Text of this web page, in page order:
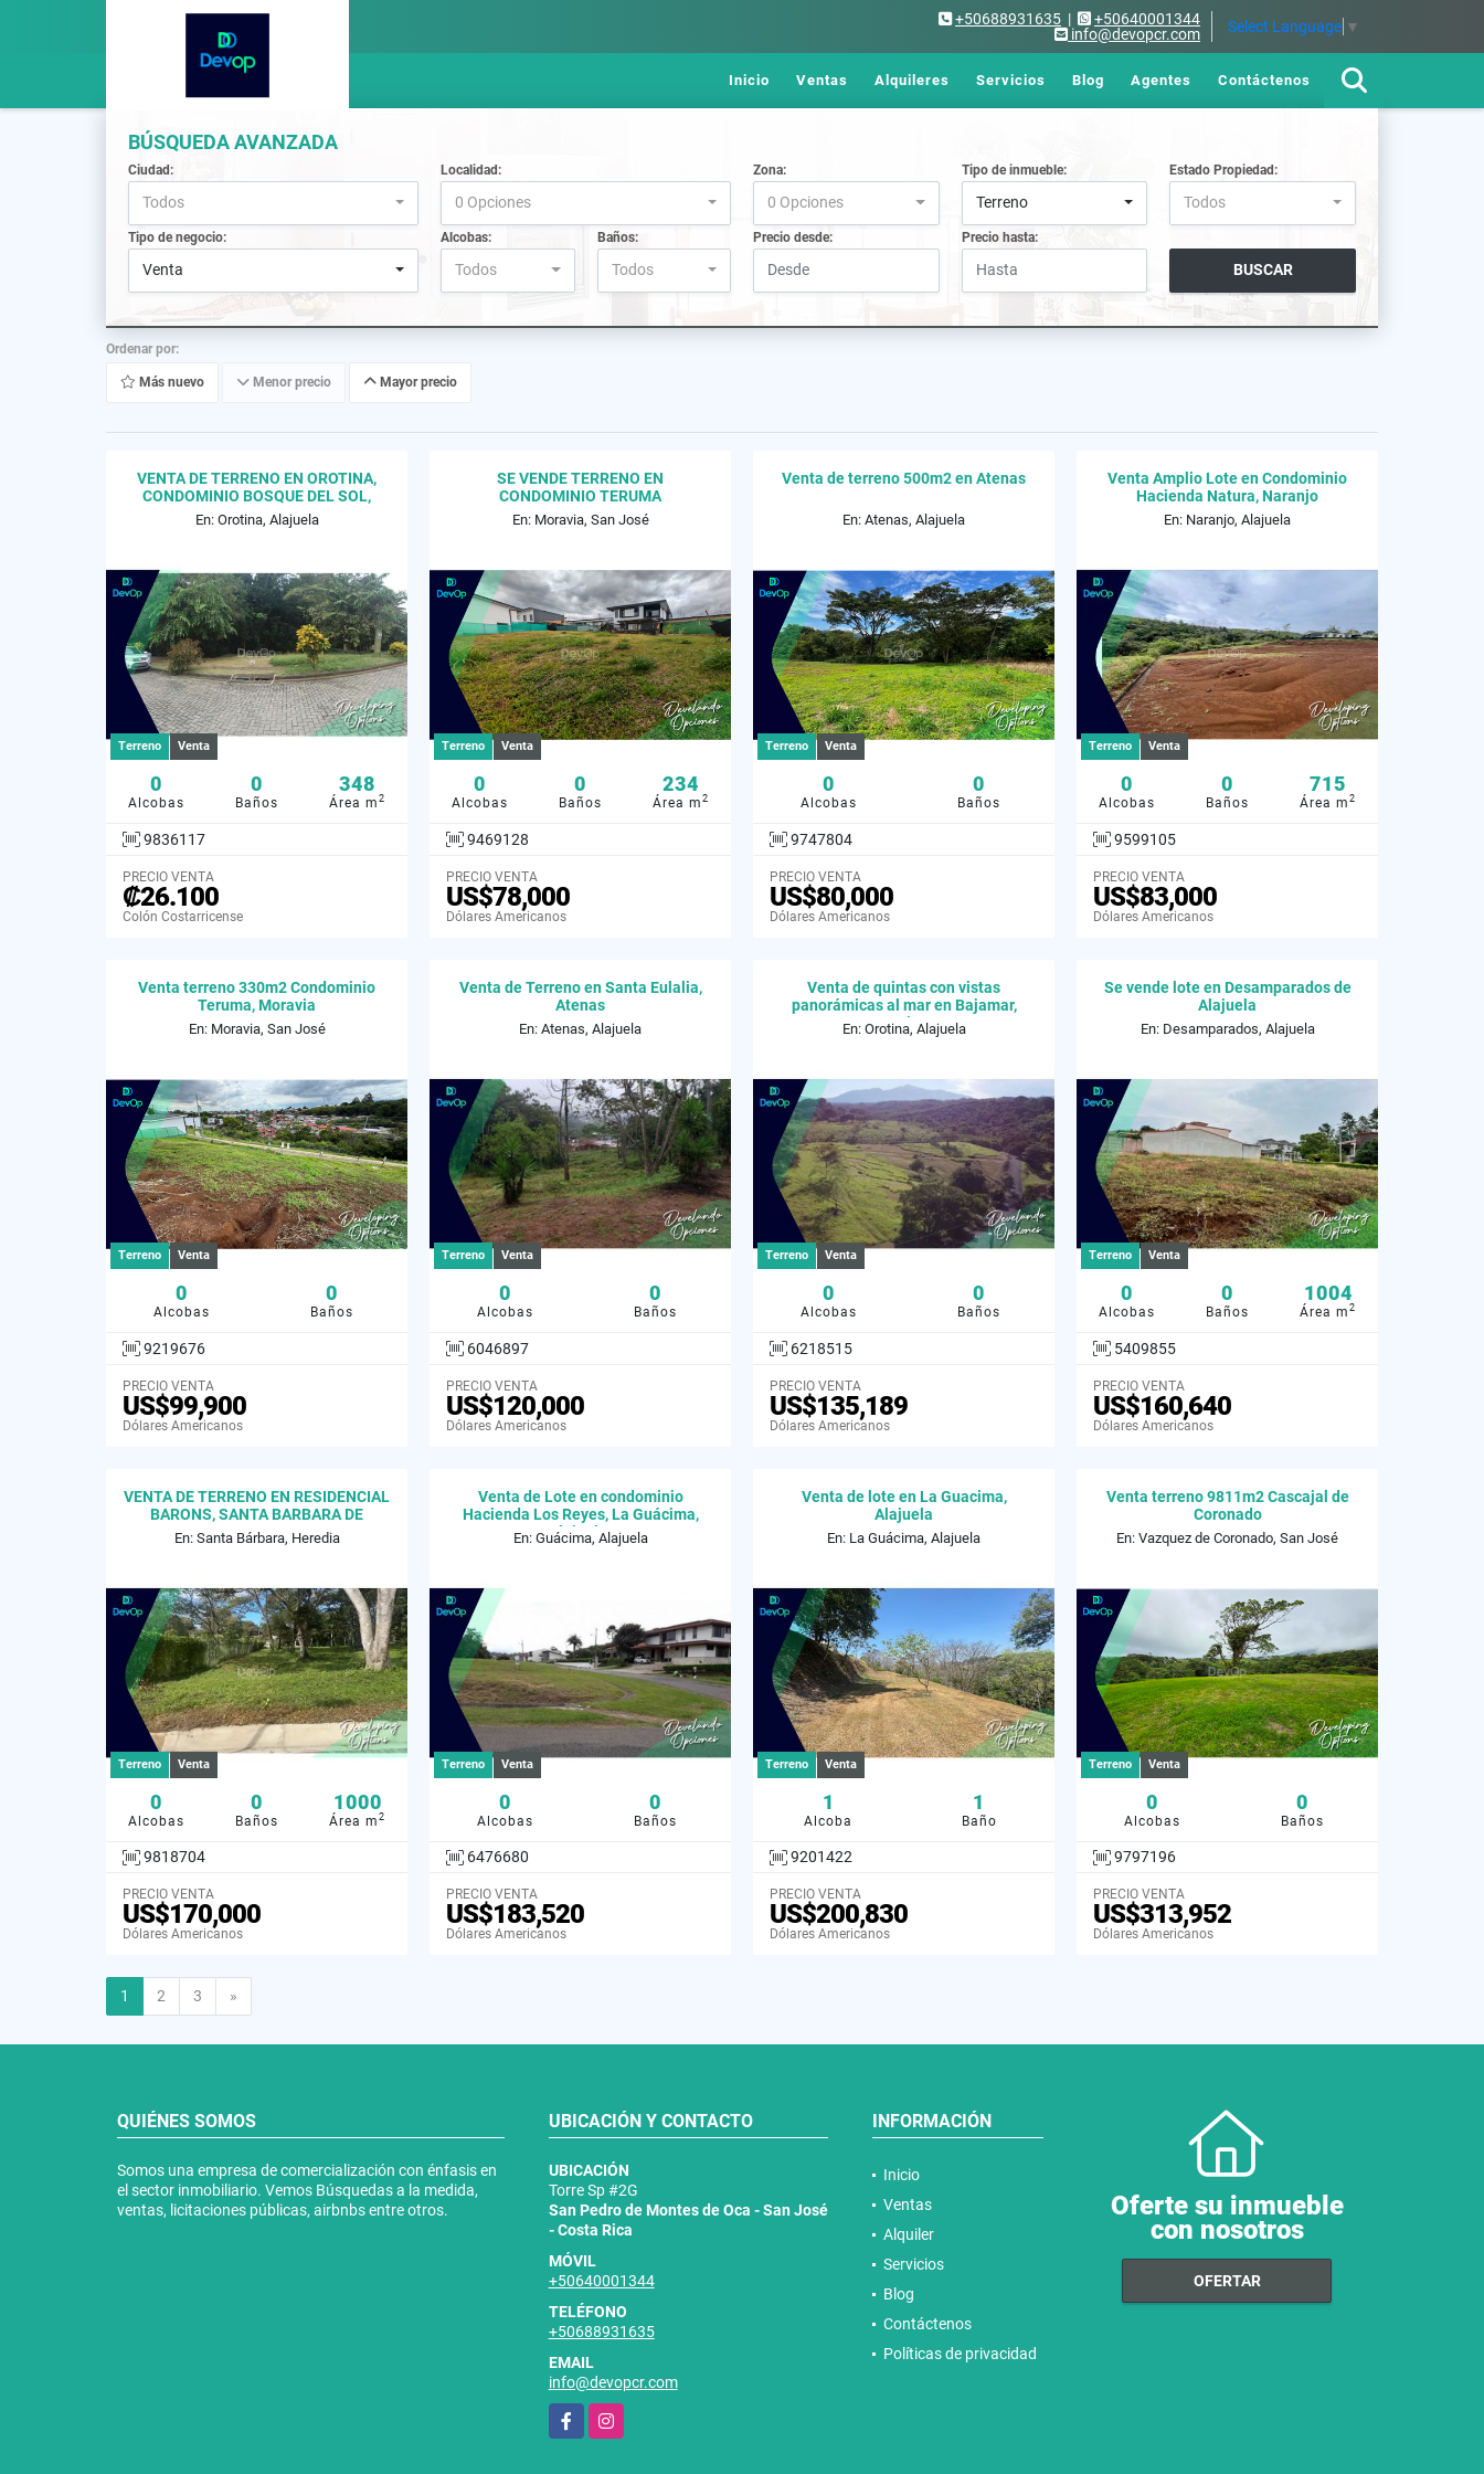
+50688931635 |
+50640001344
info@devopcr.com
Select Language ▼
Inicio Ventas Alquileres Servicios Blog Agentes Contáctenos
BÚSQUEDA AVANZADA
Ciudad:
Todos
Localidad:
0 Opciones
Zona:
0 Opciones
Tipo de inmueble:
Terreno
Estado Propiedad:
Todos
Tipo de negocio:
Venta
Alcobas:
Todos
Baños:
Todos
Precio desde: Precio hasta:
BUSCAR
Ordenar por:
Más nuevo Menor precio Mayor precio
VENTA DE TERRENO EN OROTINA,
CONDOMINIO BOSQUE DEL SOL,
348M2
En: Orotina, Alajuela
Terreno Venta
0
Alcobas
0
Baños
348
Área m 2
9836117
PRECIO VENTA
₡26.100
Colón Costarricense
SE VENDE TERRENO EN
CONDOMINIO TERUMA
En: Moravia, San José
Terreno Venta
0
Alcobas
0
Baños
234
Área m 2
9469128
PRECIO VENTA
US$78,000
Dólares Americanos
Venta de terreno 500m2 en Atenas
En: Atenas, Alajuela
Terreno Venta
0
Alcobas
0
Baños
9747804
PRECIO VENTA
US$80,000
Dólares Americanos
Venta Amplio Lote en Condominio
Hacienda Natura, Naranjo
En: Naranjo, Alajuela
Terreno Venta
0
Alcobas
0
Baños
715
Área m 2
9599105
PRECIO VENTA
US$83,000
Dólares Americanos
Venta terreno 330m2 Condominio
Teruma, Moravia
En: Moravia, San José
Terreno Venta
0
Alcobas
0
Baños
9219676
PRECIO VENTA
US$99,900
Dólares Americanos
Venta de Terreno en Santa Eulalia,
Atenas
En: Atenas, Alajuela
Terreno Venta
0
Alcobas
0
Baños
6046897
PRECIO VENTA
US$120,000
Dólares Americanos
Venta de quintas con vistas
panorámicas al mar en Bajamar,
Orotina.
En: Orotina, Alajuela
Terreno Venta
0
Alcobas
0
Baños
6218515
PRECIO VENTA
US$135,189
Dólares Americanos
Se vende lote en Desamparados de
Alajuela
En: Desamparados, Alajuela
Terreno Venta
0
Alcobas
0
Baños
1004
Área m 2
5409855
PRECIO VENTA
US$160,640
Dólares Americanos
VENTA DE TERRENO EN RESIDENCIAL
BARONS, SANTA BARBARA DE
HEREDIA
En: Santa Bárbara, Heredia
Terreno Venta
0
Alcobas
0
Baños
1000
Área m 2
9818704
PRECIO VENTA
US$170,000
Dólares Americanos
Venta de Lote en condominio
Hacienda Los Reyes, La Guácima,
Alajuela.
En: Guácima, Alajuela
Terreno Venta
0
Alcobas
0
Baños
6476680
PRECIO VENTA
US$183,520
Dólares Americanos
Venta de lote en La Guacima,
Alajuela
En: La Guácima, Alajuela
Terreno Venta
1
Alcoba
1
Baño
9201422
PRECIO VENTA
US$200,830
Dólares Americanos
Venta terreno 9811m2 Cascajal de
Coronado
En: Vazquez de Coronado, San José
Terreno Venta
0
Alcobas
0
Baños
9797196
PRECIO VENTA
US$313,952
Dólares Americanos
1 2 3 »
QUIÉNES SOMOS
Somos una empresa de comercialización con énfasis en
el sector inmobiliario. Vemos Búsquedas a la medida,
ventas, licitaciones públicas, airbnbs entre otros.
UBICACIÓN Y CONTACTO
UBICACIÓN
Torre Sp #2G
San Pedro de Montes de Oca - San José
- Costa Rica
MÓVIL
+50640001344
TELÉFONO
+50688931635
EMAIL
info@devopcr.com
FacebookInstagram
INFORMACIÓN
Inicio
Ventas
Alquiler
Servicios
Blog
Contáctenos
Políticas de privacidad
Oferte su inmueble
con nosotros
OFERTAR